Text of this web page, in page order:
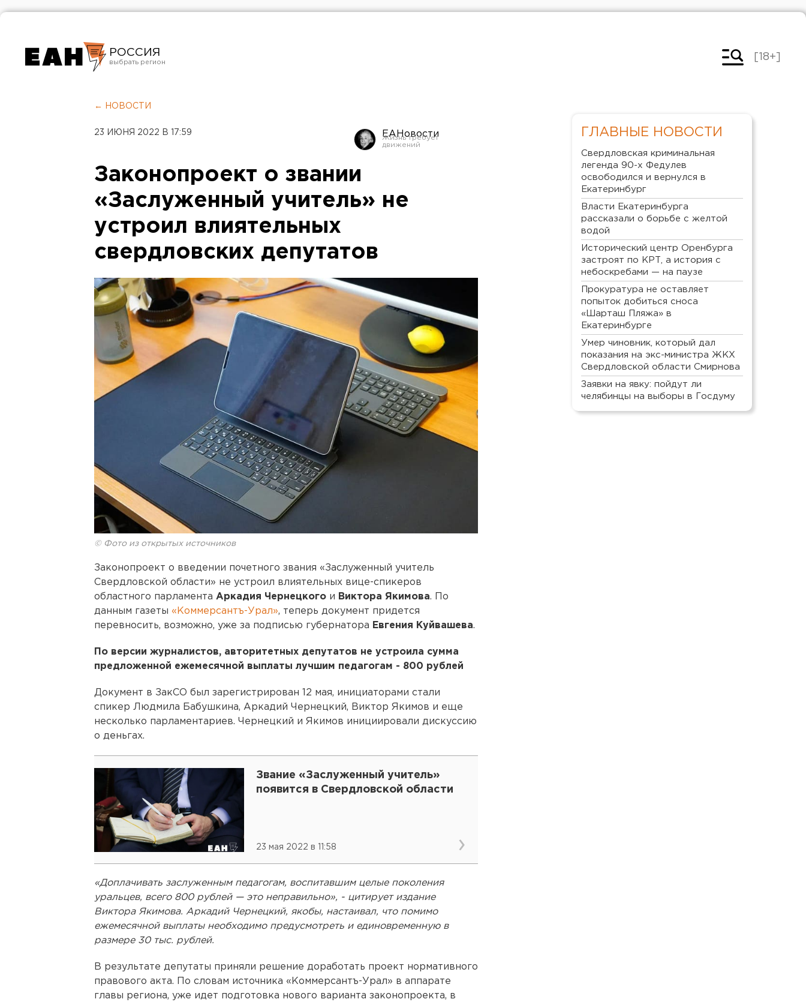
РОССИЯ
Челябинск
[18+]
← НОВОСТИ
23 ИЮНЯ 2022 В 17:59 ЕАНовости
Законопроект о звании
«Заслуженный учитель» не
устроил влиятельных
свердловских депутатов
© Фото из открытых источников
Законопроект о введении почетного звания «Заслуженный учитель
Свердловской области» не устроил влиятельных вице-спикеров
областного парламента Аркадия Чернецкого и Виктора Якимова. По
данным газеты «Коммерсантъ-Урал», теперь документ придется
перевносить, возможно, уже за подписью губернатора Евгения Куйвашева.
По версии журналистов, авторитетных депутатов не устроила сумма
предложенной ежемесячной выплаты лучшим педагогам - 800 рублей
Документ в ЗакСО был зарегистрирован 12 мая, инициаторами стали
спикер Людмила Бабушкина, Аркадий Чернецкий, Виктор Якимов и еще
несколько парламентариев. Чернецкий и Якимов инициировали дискуссию
о деньгах.
Звание «Заслуженный учитель»
появится в Свердловской области
23 мая 2022 в 11:58
«Доплачивать заслуженным педагогам, воспитавшим целые поколения
уральцев, всего 800 рублей — это неправильно», - цитирует издание
Виктора Якимова. Аркадий Чернецкий, якобы, настаивал, что помимо
ежемесячной выплаты необходимо предусмотреть и единовременную в
размере 30 тыс. рублей.
В результате депутаты приняли решение доработать проект нормативного
правового акта. По словам источника «Коммерсантъ-Урал» в аппарате
главы региона, уже идет подготовка нового варианта законопроекта, в
ГЛАВНЫЕ НОВОСТИ
Свердловская криминальная
легенда 90-х Федулев
освободился и вернулся в
Екатеринбург
Власти Екатеринбурга
рассказали о борьбе с желтой
водой
Исторический центр Оренбурга
застроят по КРТ, а история с
небоскребами — на паузе
Прокуратура не оставляет
попыток добиться сноса
«Шарташ Пляжа» в
Екатеринбурге
Умер чиновник, который дал
показания на экс-министра ЖКХ
Свердловской области Смирнова
Заявки на явку: пойдут ли
челябинцы на выборы в Госдуму